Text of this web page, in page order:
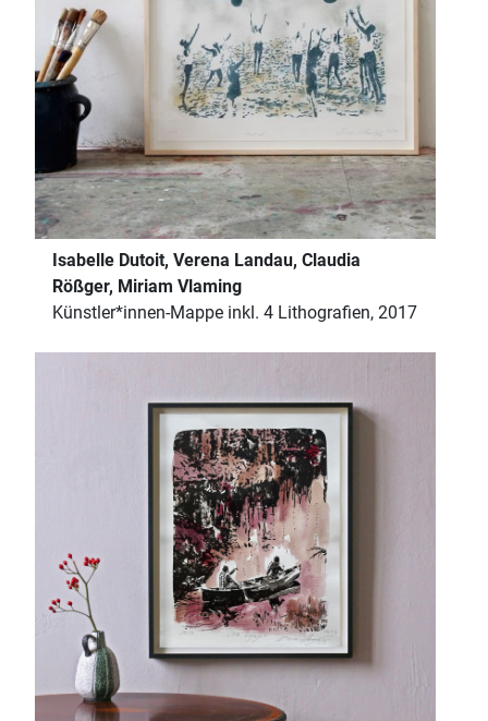
Isabelle Dutoit, Verena Landau, Claudia
Rößger, Miriam Vlaming
Künstler*innen-Mappe inkl. 4 Lithografien, 2017